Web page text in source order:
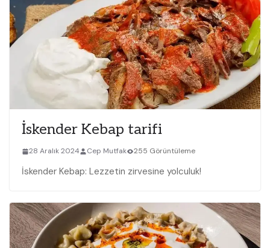
İskender Kebap tarifi
28 Aralık 2024 Cep Mutfak 255 Görüntüleme
İskender Kebap: Lezzetin zirvesine yolculuk!